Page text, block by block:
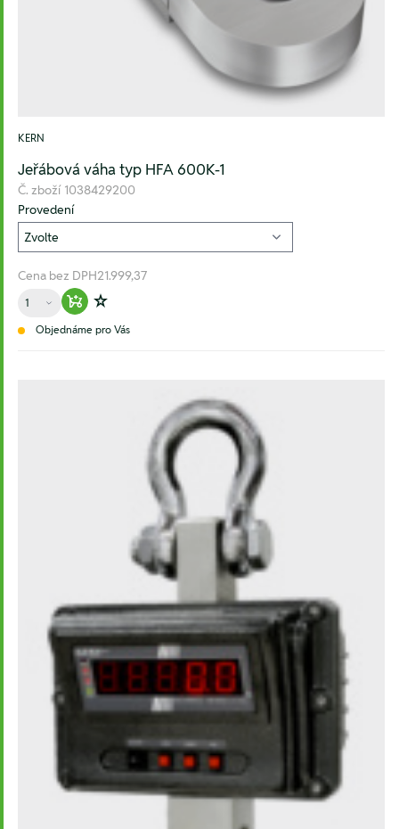
KERN
Jeřábová váha typ HFA 600K-1
Č. zboží 1038429200
Provedení
Cena bez DPH21.999,37
Množství
Warenkorb hinzufügen
Zur Wunschliste hinzufügen
Objednáme pro Vás